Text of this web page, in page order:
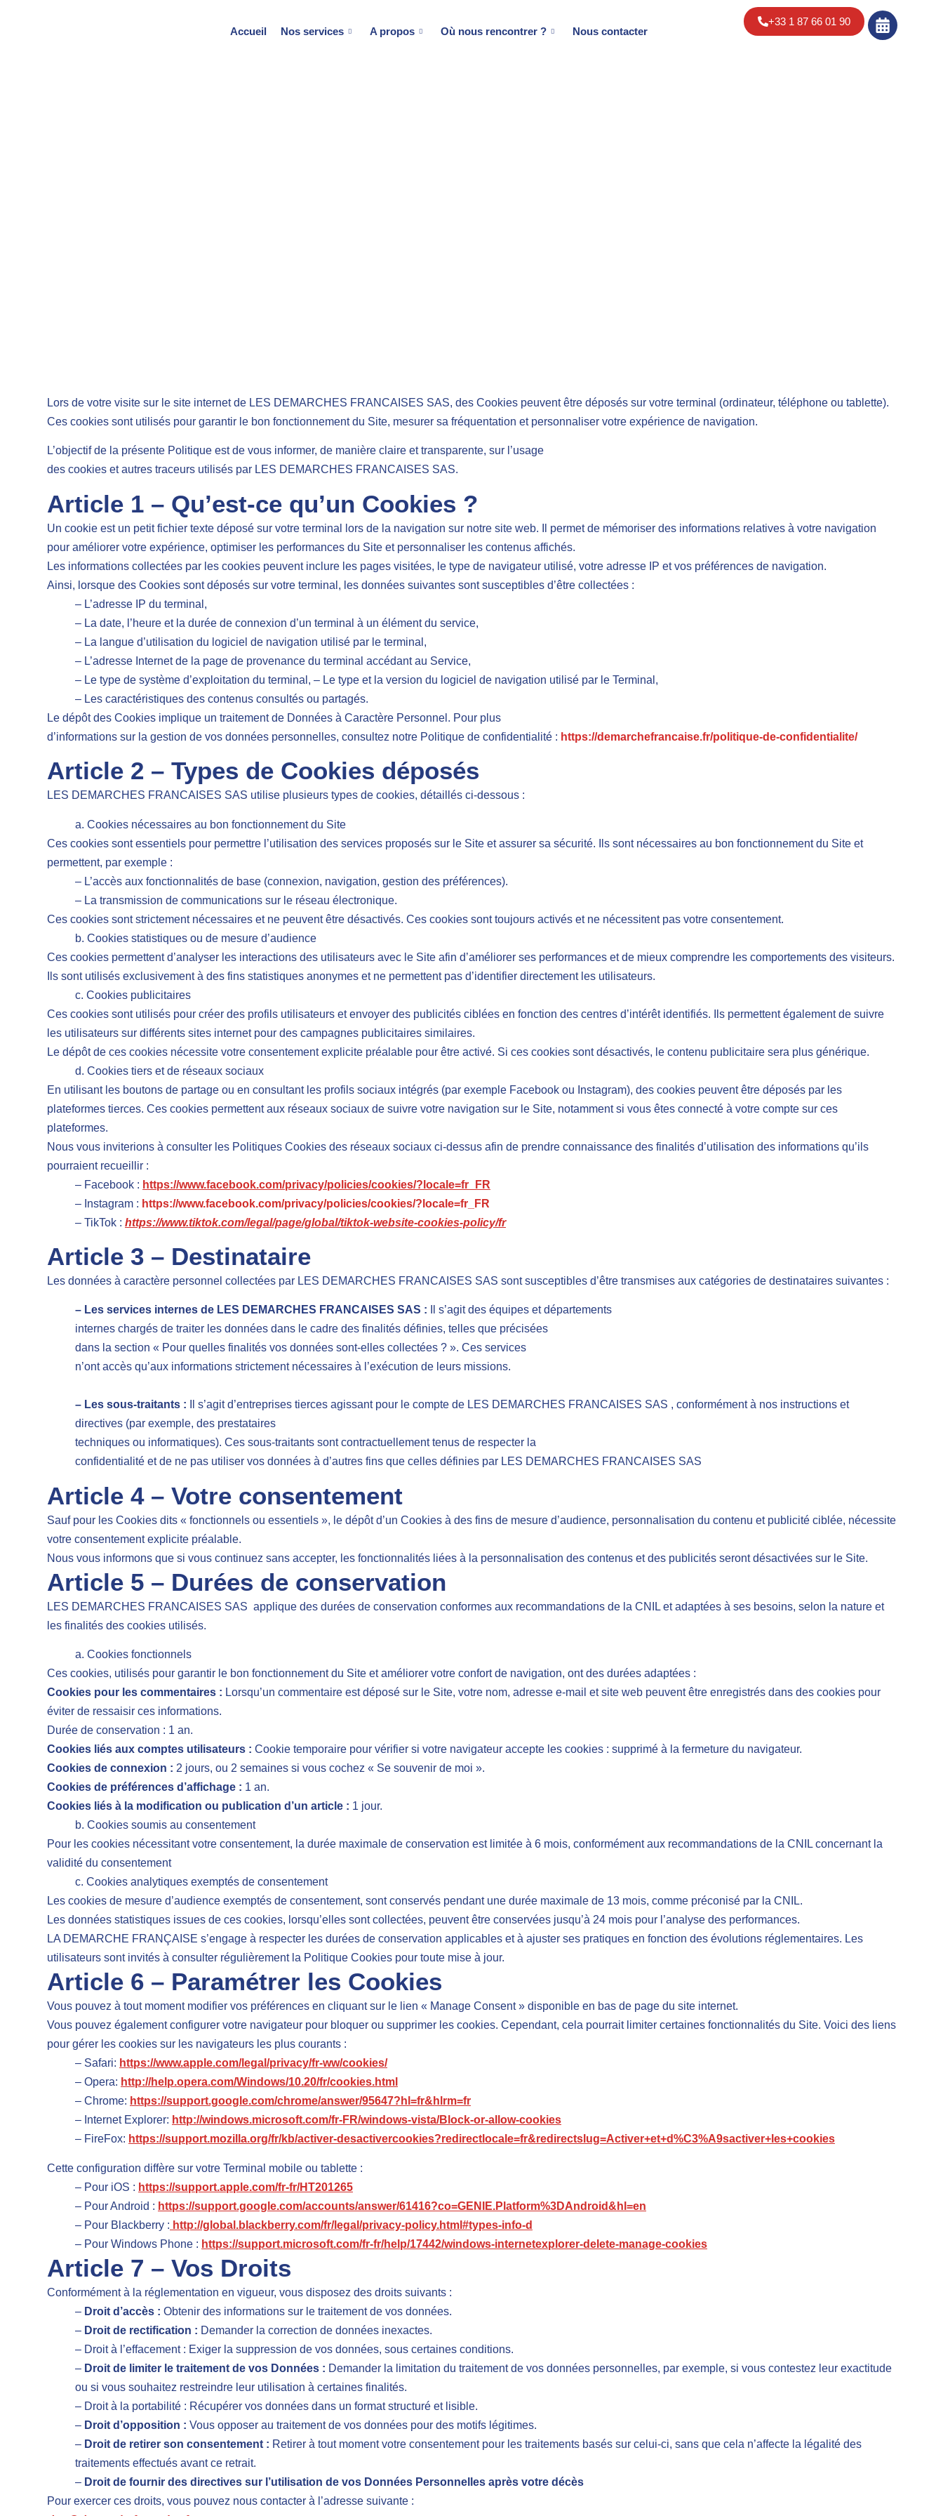
Accueil Nos services A propos Où nous rencontrer ? Nous contacter
+33 1 87 66 01 90
Lors de votre visite sur le site internet de LES DEMARCHES FRANCAISES SAS, des Cookies peuvent être déposés sur votre terminal (ordinateur, téléphone ou tablette).
Ces cookies sont utilisés pour garantir le bon fonctionnement du Site, mesurer sa fréquentation et personnaliser votre expérience de navigation.
L’objectif de la présente Politique est de vous informer, de manière claire et transparente, sur l’usage
des cookies et autres traceurs utilisés par LES DEMARCHES FRANCAISES SAS.
Article 1 – Qu’est-ce qu’un Cookies ?
Un cookie est un petit fichier texte déposé sur votre terminal lors de la navigation sur notre site web. Il permet de mémoriser des informations relatives à votre navigation
pour améliorer votre expérience, optimiser les performances du Site et personnaliser les contenus affichés.
Les informations collectées par les cookies peuvent inclure les pages visitées, le type de navigateur utilisé, votre adresse IP et vos préférences de navigation.
Ainsi, lorsque des Cookies sont déposés sur votre terminal, les données suivantes sont susceptibles d’être collectées :
– L’adresse IP du terminal,
– La date, l’heure et la durée de connexion d’un terminal à un élément du service,
– La langue d’utilisation du logiciel de navigation utilisé par le terminal,
– L’adresse Internet de la page de provenance du terminal accédant au Service,
– Le type de système d’exploitation du terminal, – Le type et la version du logiciel de navigation utilisé par le Terminal,
– Les caractéristiques des contenus consultés ou partagés.
Le dépôt des Cookies implique un traitement de Données à Caractère Personnel. Pour plus
d’informations sur la gestion de vos données personnelles, consultez notre Politique de confidentialité : https://demarchefrancaise.fr/politique-de-confidentialite/
Article 2 – Types de Cookies déposés
LES DEMARCHES FRANCAISES SAS utilise plusieurs types de cookies, détaillés ci-dessous :
a. Cookies nécessaires au bon fonctionnement du Site
Ces cookies sont essentiels pour permettre l’utilisation des services proposés sur le Site et assurer sa sécurité. Ils sont nécessaires au bon fonctionnement du Site et
permettent, par exemple :
– L’accès aux fonctionnalités de base (connexion, navigation, gestion des préférences).
– La transmission de communications sur le réseau électronique.
Ces cookies sont strictement nécessaires et ne peuvent être désactivés. Ces cookies sont toujours activés et ne nécessitent pas votre consentement.
b. Cookies statistiques ou de mesure d’audience
Ces cookies permettent d’analyser les interactions des utilisateurs avec le Site afin d’améliorer ses performances et de mieux comprendre les comportements des visiteurs.
Ils sont utilisés exclusivement à des fins statistiques anonymes et ne permettent pas d’identifier directement les utilisateurs.
c. Cookies publicitaires
Ces cookies sont utilisés pour créer des profils utilisateurs et envoyer des publicités ciblées en fonction des centres d’intérêt identifiés. Ils permettent également de suivre
les utilisateurs sur différents sites internet pour des campagnes publicitaires similaires.
Le dépôt de ces cookies nécessite votre consentement explicite préalable pour être activé. Si ces cookies sont désactivés, le contenu publicitaire sera plus générique.
d. Cookies tiers et de réseaux sociaux
En utilisant les boutons de partage ou en consultant les profils sociaux intégrés (par exemple Facebook ou Instagram), des cookies peuvent être déposés par les
plateformes tierces. Ces cookies permettent aux réseaux sociaux de suivre votre navigation sur le Site, notamment si vous êtes connecté à votre compte sur ces
plateformes.
Nous vous inviterions à consulter les Politiques Cookies des réseaux sociaux ci-dessus afin de prendre connaissance des finalités d’utilisation des informations qu’ils
pourraient recueillir :
– Facebook : https://www.facebook.com/privacy/policies/cookies/?locale=fr_FR
– Instagram : https://www.facebook.com/privacy/policies/cookies/?locale=fr_FR
– TikTok : https://www.tiktok.com/legal/page/global/tiktok-website-cookies-policy/fr
Article 3 – Destinataire
Les données à caractère personnel collectées par LES DEMARCHES FRANCAISES SAS sont susceptibles d’être transmises aux catégories de destinataires suivantes :
– Les services internes de LES DEMARCHES FRANCAISES SAS : Il s’agit des équipes et départements
internes chargés de traiter les données dans le cadre des finalités définies, telles que précisées
dans la section « Pour quelles finalités vos données sont-elles collectées ? ». Ces services
n’ont accès qu’aux informations strictement nécessaires à l’exécution de leurs missions.
– Les sous-traitants : Il s’agit d’entreprises tierces agissant pour le compte de LES DEMARCHES FRANCAISES SAS , conformément à nos instructions et
directives (par exemple, des prestataires
techniques ou informatiques). Ces sous-traitants sont contractuellement tenus de respecter la
confidentialité et de ne pas utiliser vos données à d’autres fins que celles définies par LES DEMARCHES FRANCAISES SAS
Article 4 – Votre consentement
Sauf pour les Cookies dits « fonctionnels ou essentiels », le dépôt d’un Cookies à des fins de mesure d’audience, personnalisation du contenu et publicité ciblée, nécessite
votre consentement explicite préalable.
Nous vous informons que si vous continuez sans accepter, les fonctionnalités liées à la personnalisation des contenus et des publicités seront désactivées sur le Site.
Article 5 – Durées de conservation
LES DEMARCHES FRANCAISES SAS applique des durées de conservation conformes aux recommandations de la CNIL et adaptées à ses besoins, selon la nature et
les finalités des cookies utilisés.
a. Cookies fonctionnels
Ces cookies, utilisés pour garantir le bon fonctionnement du Site et améliorer votre confort de navigation, ont des durées adaptées :
Cookies pour les commentaires : Lorsqu’un commentaire est déposé sur le Site, votre nom, adresse e-mail et site web peuvent être enregistrés dans des cookies pour
éviter de ressaisir ces informations.
Durée de conservation : 1 an.
Cookies liés aux comptes utilisateurs : Cookie temporaire pour vérifier si votre navigateur accepte les cookies : supprimé à la fermeture du navigateur.
Cookies de connexion : 2 jours, ou 2 semaines si vous cochez « Se souvenir de moi ».
Cookies de préférences d’affichage : 1 an.
Cookies liés à la modification ou publication d’un article : 1 jour.
b. Cookies soumis au consentement
Pour les cookies nécessitant votre consentement, la durée maximale de conservation est limitée à 6 mois, conformément aux recommandations de la CNIL concernant la
validité du consentement
c. Cookies analytiques exemptés de consentement
Les cookies de mesure d’audience exemptés de consentement, sont conservés pendant une durée maximale de 13 mois, comme préconisé par la CNIL.
Les données statistiques issues de ces cookies, lorsqu’elles sont collectées, peuvent être conservées jusqu’à 24 mois pour l’analyse des performances.
LA DEMARCHE FRANÇAISE s’engage à respecter les durées de conservation applicables et à ajuster ses pratiques en fonction des évolutions réglementaires. Les
utilisateurs sont invités à consulter régulièrement la Politique Cookies pour toute mise à jour.
Article 6 – Paramétrer les Cookies
Vous pouvez à tout moment modifier vos préférences en cliquant sur le lien « Manage Consent » disponible en bas de page du site internet.
Vous pouvez également configurer votre navigateur pour bloquer ou supprimer les cookies. Cependant, cela pourrait limiter certaines fonctionnalités du Site. Voici des liens
pour gérer les cookies sur les navigateurs les plus courants :
– Safari: https://www.apple.com/legal/privacy/fr-ww/cookies/
– Opera: http://help.opera.com/Windows/10.20/fr/cookies.html
– Chrome: https://support.google.com/chrome/answer/95647?hl=fr&hlrm=fr
– Internet Explorer: http://windows.microsoft.com/fr-FR/windows-vista/Block-or-allow-cookies
– FireFox: https://support.mozilla.org/fr/kb/activer-desactivercookies?redirectlocale=fr&redirectslug=Activer+et+d%C3%A9sactiver+les+cookies
Cette configuration diffère sur votre Terminal mobile ou tablette :
– Pour iOS : https://support.apple.com/fr-fr/HT201265
– Pour Android : https://support.google.com/accounts/answer/61416?co=GENIE.Platform%3DAndroid&hl=en
– Pour Blackberry : http://global.blackberry.com/fr/legal/privacy-policy.html#types-info-d
– Pour Windows Phone : https://support.microsoft.com/fr-fr/help/17442/windows-internetexplorer-delete-manage-cookies
Article 7 – Vos Droits
Conformément à la réglementation en vigueur, vous disposez des droits suivants :
– Droit d’accès : Obtenir des informations sur le traitement de vos données.
– Droit de rectification : Demander la correction de données inexactes.
– Droit à l’effacement : Exiger la suppression de vos données, sous certaines conditions.
– Droit de limiter le traitement de vos Données : Demander la limitation du traitement de vos données personnelles, par exemple, si vous contestez leur exactitude
ou si vous souhaitez restreindre leur utilisation à certaines finalités.
– Droit à la portabilité : Récupérer vos données dans un format structuré et lisible.
– Droit d’opposition : Vous opposer au traitement de vos données pour des motifs légitimes.
– Droit de retirer son consentement : Retirer à tout moment votre consentement pour les traitements basés sur celui-ci, sans que cela n’affecte la légalité des
traitements effectués avant ce retrait.
– Droit de fournir des directives sur l’utilisation de vos Données Personnelles après votre décès
Pour exercer ces droits, vous pouvez nous contacter à l’adresse suivante :